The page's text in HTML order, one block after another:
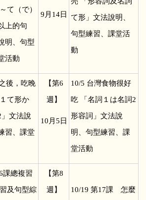
て（で）
上的句
明、句型
活動
9 月14日 て形」文法說明、
句型練習、課堂活
動
後，吃晚
て形か
文法說
習、課堂
【第6
週】
10 月5日
10/5 台灣食物很好
吃 「名詞１は名詞2
形容詞」文法說
明、句型練習、課
堂活動
課總複習
及句型綜
【第8
週】 10/19 第17課 怎麼